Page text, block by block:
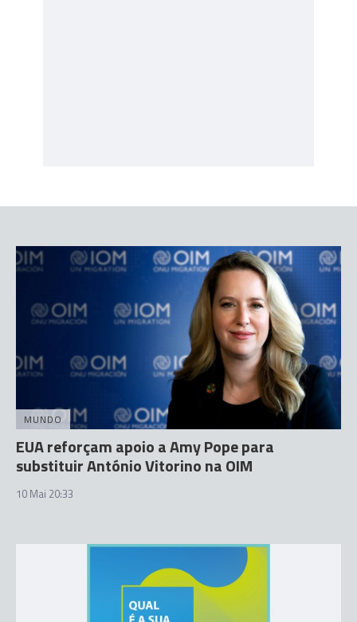
MUNDO
EUA reforçam apoio a Amy Pope para
substituir António Vitorino na OIM
10 Mai 20:33